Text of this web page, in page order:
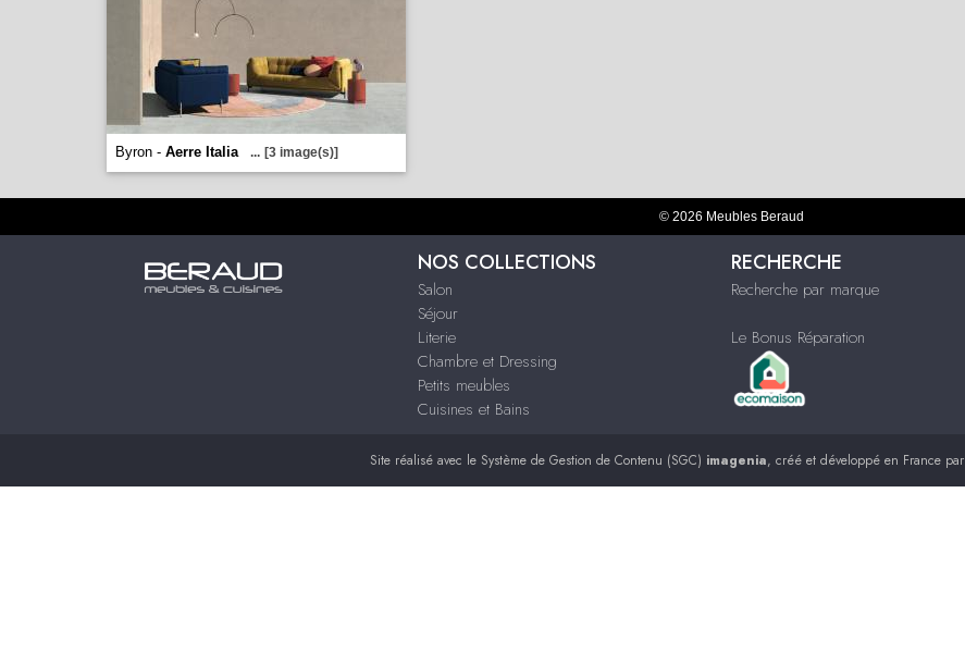
Byron - Aerre Italia ... [3 image(s)]
© 2026 Meubles Beraud
NOS COLLECTIONS
Salon
Séjour
Literie
Chambre et Dressing
Petits meubles
Cuisines et Bains
RECHERCHE
Recherche par marque
Le Bonus Réparation
Site réalisé avec le Système de Gestion de Contenu (SGC) imagenia, créé et développé en France par